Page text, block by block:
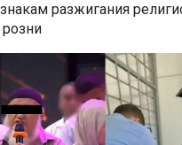
разжигания